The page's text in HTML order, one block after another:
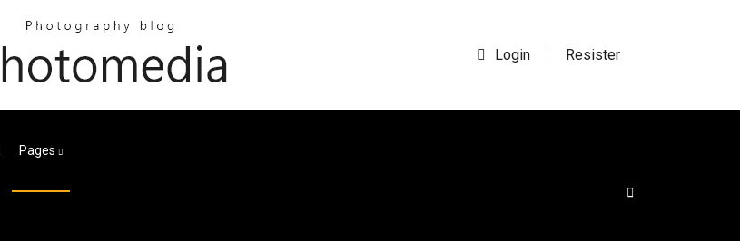
Login | Resister
Pages